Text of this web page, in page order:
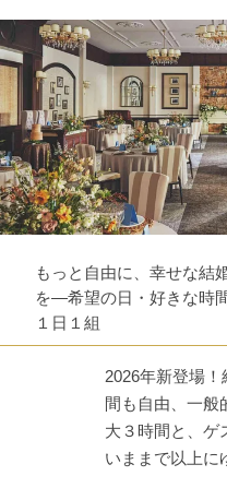
もっと自由に、幸せな結
を―希望の日・好きな時
１日１組
2026年新登場
間も自由、一般
大３時間と、ゲ
いままで以上に